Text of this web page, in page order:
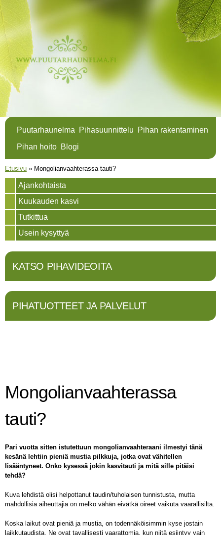
Puutarhaunelma Pihasuunnittelu
Pihan rakentaminen
Pihan hoito Blogi
Olet täällä
Etusivu » Mongolianvaahterassa tauti?
Ajankohtaista
Kuukauden kasvi
Tutkittua
Usein kysyttyä
KATSO PIHAVIDEOITA
PIHATUOTTEET JA PALVELUT
Mongolianvaahterassa
tauti?
Pari vuotta sitten istutettuun mongolianvaahteraani ilmestyi tänä
kesänä lehtiin pieniä mustia pilkkuja, jotka ovat vähitellen
lisääntyneet. Onko kysessä jokin kasvitauti ja mitä sille pitäisi
tehdä?
Kuva lehdistä olisi helpottanut taudin/tuholaisen tunnistusta, mutta
mahdollisia aiheuttajia on melko vähän eivätkä oireet vaikuta vaarallisilta.
Koska laikut ovat pieniä ja mustia, on todennäköisimmin kyse jostain
laikkutaudista. Ne ovat tavallisesti vaarattomia, kun niitä esiintyy vain